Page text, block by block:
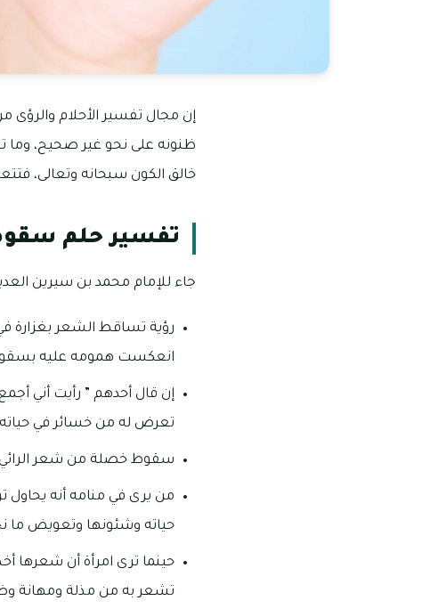
إن مجال تفسير الأحلام والرؤى
ظنونه على نحو غير صحيح، وما
خالق الكون سبحانه وتعالى،
تفسير حلم
جاء للإمام محمد بن سيرين
رؤية تساقط الشعر بغزارة
انعكست همومه عليه
إن قال أحدهم ” رأيت أني
تعرض له من خسائر في
سقوط خصلة من شعر الرائي
من يرى في منامه أنه يحاول
حياته وشئونها وتعويض
حينما ترى امرأة أن شعرها
تشعر به من مذلة ومهانة